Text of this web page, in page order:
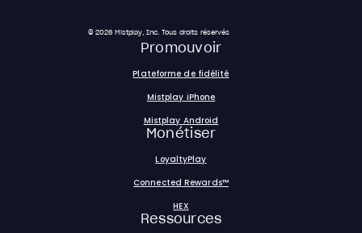
© 2026 Mistplay, Inc. Tous droits réservés
Promouvoir
Plateforme de fidélité
Mistplay iPhone
Mistplay Android
Monétiser
LoyaltyPlay
Connected Rewards™
HEX
Ressources